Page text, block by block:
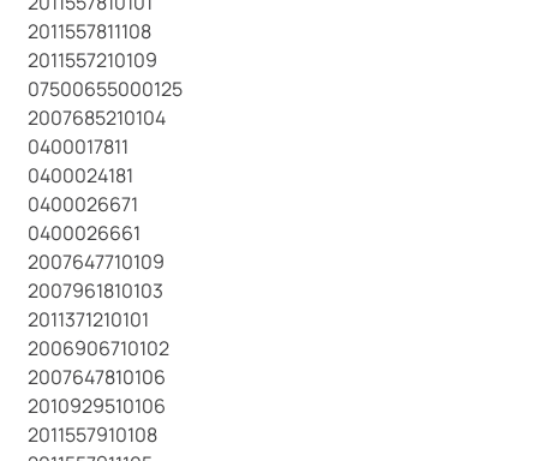
2011557811108
2011557210109
07500655000125
2007685210104
0400017811
0400024181
0400026671
0400026661
2007647710109
2007961810103
2011371210101
2006906710102
2007647810106
2010929510106
2011557910108